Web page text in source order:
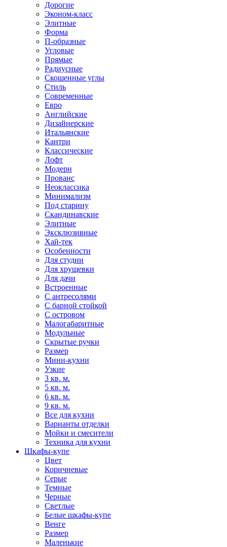
Дорогие
Эконом-класс
Элитные
Форма
П-образные
Угловые
Прямые
Радиусные
Скошенные углы
Стиль
Современные
Евро
Английские
Дизайнерские
Итальянские
Кантри
Классические
Лофт
Модерн
Прованс
Неоклассика
Минимализм
Под старину
Скандинавские
Элитные
Эксклюзивные
Хай-тек
Особенности
Для студии
Для хрущевки
Для дачи
Встроенные
С антресолями
С барной стойкой
С островом
Малогабаритные
Модульные
Скрытые ручки
Размер
Мини-кухни
Узкие
3 кв. м.
5 кв. м.
6 кв. м.
9 кв. м.
Все для кухни
Варианты отделки
Мойки и смесители
Техника для кухни
Шкафы-купе
Цвет
Коричневые
Серые
Темные
Черные
Светлые
Белые шкафы-купе
Венге
Размер
Маленькие